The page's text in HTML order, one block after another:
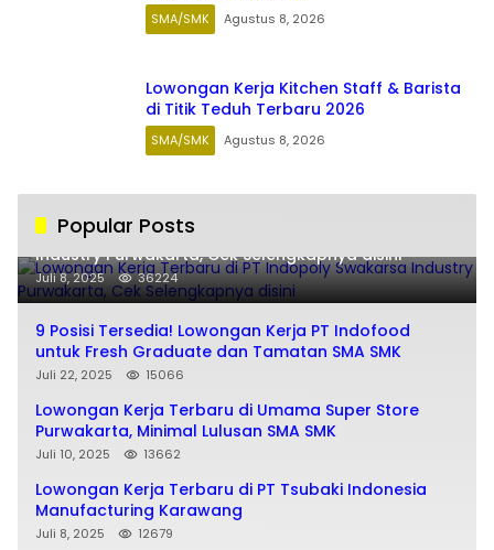
SMA/SMK Agustus 8, 2026
Lowongan Kerja Kitchen Staff & Barista
di Titik Teduh Terbaru 2026
SMA/SMK Agustus 8, 2026
Popular Posts
Lowongan Kerja Terbaru di PT Indopoly Swakarsa
Industry Purwakarta, Cek Selengkapnya disini
Juli 8, 2025 36224
9 Posisi Tersedia! Lowongan Kerja PT Indofood
untuk Fresh Graduate dan Tamatan SMA SMK
Juli 22, 2025 15066
Lowongan Kerja Terbaru di Umama Super Store
Purwakarta, Minimal Lulusan SMA SMK
Juli 10, 2025 13662
Lowongan Kerja Terbaru di PT Tsubaki Indonesia
Manufacturing Karawang
Juli 8, 2025 12679